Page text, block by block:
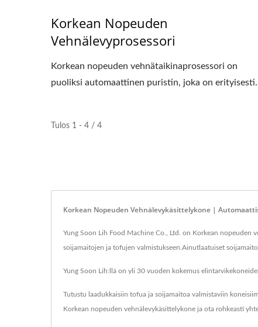
Korkean Nopeuden
Vehnälevyprosessori
Korkean nopeuden vehnätaikinaprosessori on
puoliksi automaattinen puristin, joka on
Tulos 1 - 4 / 4
Korkean Nopeuden Vehnälevykäsittelykone |
Yung Soon Lih Food Machine Co., Ltd. on Korkean
soijamaitojen ja tofujen valmistukseen.Ainutlaatuiset
Yung Soon Lih:llä on yli 30 vuoden kokemus
Tutustu laadukkaisiin tofua ja soijamaitoa valmistaviin
Korkean nopeuden vehnälevykäsittelykone ja ota rohkeasti